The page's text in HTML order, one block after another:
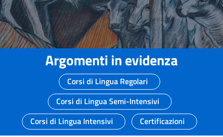
Argomenti in evidenza
Corsi di Lingua Regolari
Corsi di Lingua Semi-Intensivi
Corsi di Lingua Intensivi
Certificazioni